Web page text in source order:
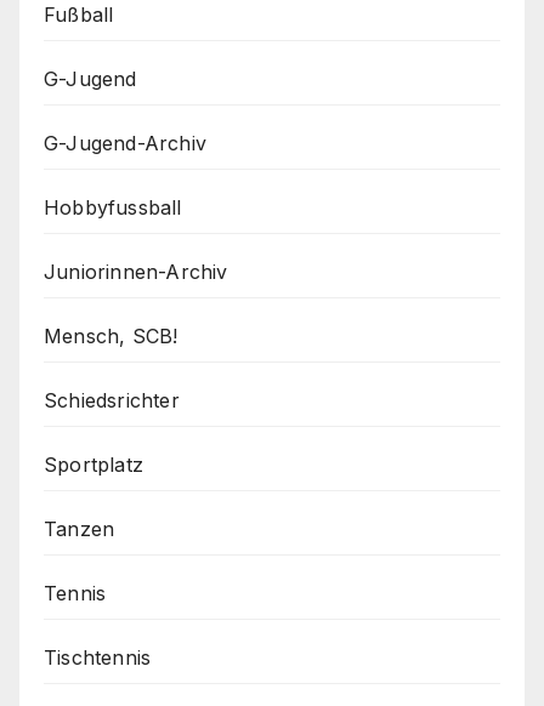
Fußball
G-Jugend
G-Jugend-Archiv
Hobbyfussball
Juniorinnen-Archiv
Mensch, SCB!
Schiedsrichter
Sportplatz
Tanzen
Tennis
Tischtennis